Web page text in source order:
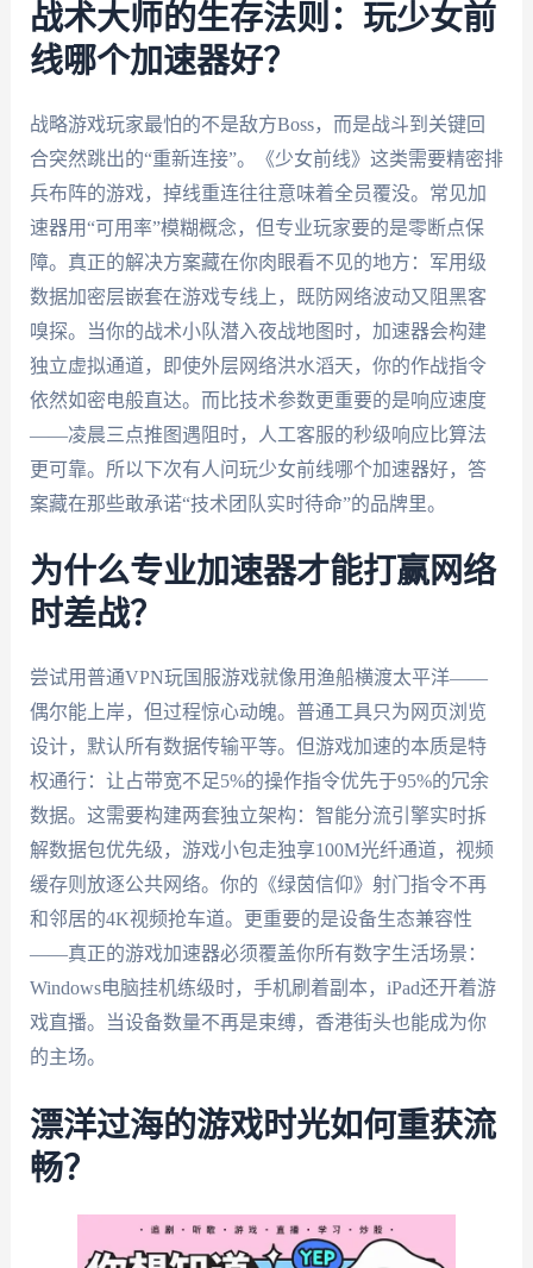
战术大师的生存法则：玩少女前
线哪个加速器好？
战略游戏玩家最怕的不是敌方Boss，而是战斗到关键回
合突然跳出的“重新连接”。《少女前线》这类需要精密排
兵布阵的游戏，掉线重连往往意味着全员覆没。常见加
速器用“可用率”模糊概念，但专业玩家要的是零断点保
障。真正的解决方案藏在你肉眼看不见的地方：军用级
数据加密层嵌套在游戏专线上，既防网络波动又阻黑客
嗅探。当你的战术小队潜入夜战地图时，加速器会构建
独立虚拟通道，即使外层网络洪水滔天，你的作战指令
依然如密电般直达。而比技术参数更重要的是响应速度
——凌晨三点推图遇阻时，人工客服的秒级响应比算法
更可靠。所以下次有人问玩少女前线哪个加速器好，答
案藏在那些敢承诺“技术团队实时待命”的品牌里。
为什么专业加速器才能打赢网络
时差战？
尝试用普通VPN玩国服游戏就像用渔船横渡太平洋——
偶尔能上岸，但过程惊心动魄。普通工具只为网页浏览
设计，默认所有数据传输平等。但游戏加速的本质是特
权通行：让占带宽不足5%的操作指令优先于95%的冗余
数据。这需要构建两套独立架构：智能分流引擎实时拆
解数据包优先级，游戏小包走独享100M光纤通道，视频
缓存则放逐公共网络。你的《绿茵信仰》射门指令不再
和邻居的4K视频抢车道。更重要的是设备生态兼容性
——真正的游戏加速器必须覆盖你所有数字生活场景：
Windows电脑挂机练级时，手机刷着副本，iPad还开着游
戏直播。当设备数量不再是束缚，香港街头也能成为你
的主场。
漂洋过海的游戏时光如何重获流
畅？